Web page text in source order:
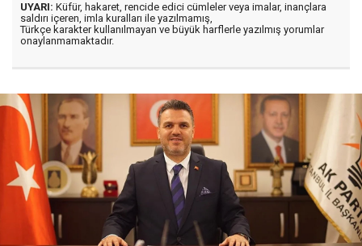
UYARI: Küfür, hakaret, rencide edici cümleler veya imalar, inançlara
saldırı içeren, imla kuralları ile yazılmamış,
Türkçe karakter kullanılmayan ve büyük harflerle yazılmış yorumlar
onaylanmamaktadır.